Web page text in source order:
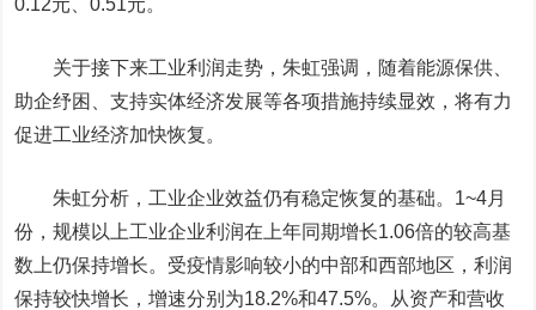
0.12元、0.51元。
关于接下来工业利润走势，朱虹强调，随着能源保供、
助企纾困、支持实体经济发展等各项措施持续显效，将有力
促进工业经济加快恢复。
朱虹分析，工业企业效益仍有稳定恢复的基础。1~4月
份，规模以上工业企业利润在上年同期增长1.06倍的较高基
数上仍保持增长。受疫情影响较小的中部和西部地区，利润
保持较快增长，增速分别为18.2%和47.5%。从资产和营收